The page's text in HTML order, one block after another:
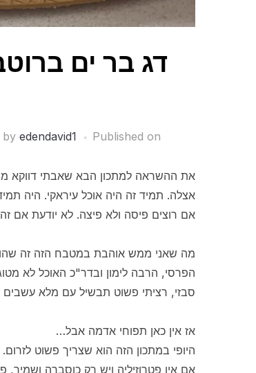
דג בר ים
by edendavid1 Published on
את ההשראה למתכון הבא שאבתי דווקא
אצלה. תמיד זה היה אוכל עיראקי. היה
אם רוצים פיסה ולא פיצה. לא יודעת אם
מה שאני ממש אוהבת במטבח הזה זה
הפרסי, הרבה לימון ובדר"כ האוכל לא
סבזי, רציתי פשוט תבשיל עם מלא עשבים
אז אין כאן תפוחי אדמה אבל…
היופי במתכון הזה הוא שצריך פשוט
אם אין פטרוזיליה ויש רק כוסברה